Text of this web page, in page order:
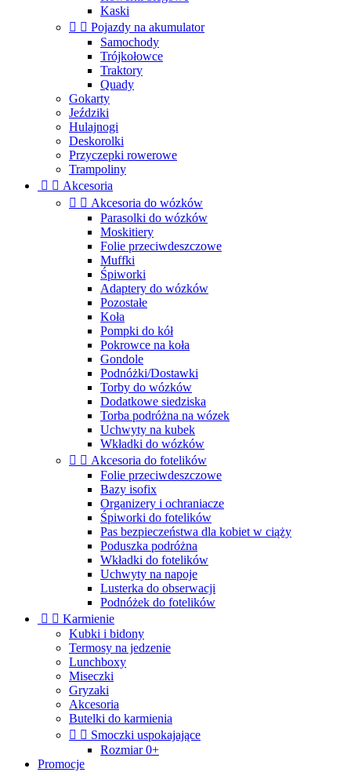
Kaski
  Pojazdy na akumulator
Samochody
Trójkołowce
Traktory
Quady
Gokarty
Jeździki
Hulajnogi
Deskorolki
Przyczepki rowerowe
Trampoliny
  Akcesoria
  Akcesoria do wózków
Parasolki do wózków
Moskitiery
Folie przeciwdeszczowe
Muffki
Śpiworki
Adaptery do wózków
Pozostałe
Koła
Pompki do kół
Pokrowce na koła
Gondole
Podnóżki/Dostawki
Torby do wózków
Dodatkowe siedziska
Torba podróżna na wózek
Uchwyty na kubek
Wkładki do wózków
  Akcesoria do fotelików
Folie przeciwdeszczowe
Bazy isofix
Organizery i ochraniacze
Śpiworki do fotelików
Pas bezpieczeństwa dla kobiet w ciąży
Poduszka podróżna
Wkładki do fotelików
Uchwyty na napoje
Lusterka do obserwacji
Podnóżek do fotelików
  Karmienie
Kubki i bidony
Termosy na jedzenie
Lunchboxy
Miseczki
Gryzaki
Akcesoria
Butelki do karmienia
  Smoczki uspokajające
Rozmiar 0+
Promocje